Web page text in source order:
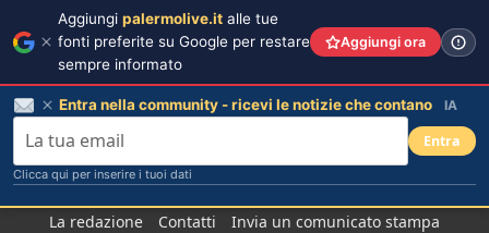
La redazione Contatti
Invia un comunicato stampa
Aggiungi palermolive.it alle tue
fonti preferite su Google per restare
sempre informato
Aggiungi ora
Entra nella community - ricevi le notizie che contano IA
Entra
Clicca qui per inserire i tuoi dati